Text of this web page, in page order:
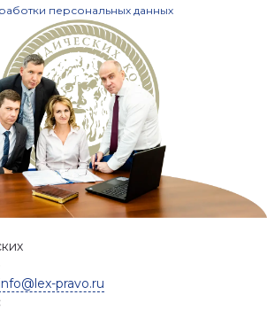
персональных данных
info@lex-pravo.ru